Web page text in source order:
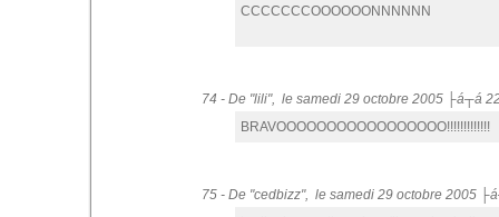
CCCCCCCOOOOOONNNNNN
74 - De "lili", le samedi 29 octobre 2005 ├á┬á
BRAVOOOOOOOOOOOOOOOOO!!!!!!!!!!!!!
75 - De "cedbizz", le samedi 29 octobre 2005